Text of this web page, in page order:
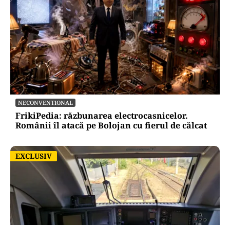
NECONVENTIONAL
FrikiPedia: răzbunarea electrocasnicelor.
Românii îl atacă pe Bolojan cu fierul de călcat
EXCLUSIV
EXCLUSIV